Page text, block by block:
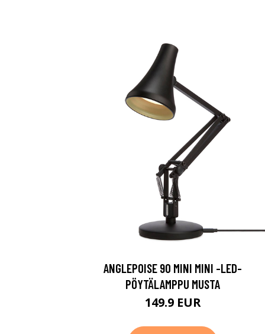
ANGLEPOISE 90 MINI MINI -LED-
PÖYTÄLAMPPU MUSTA
149.9 EUR